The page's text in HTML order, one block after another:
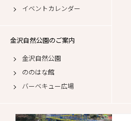
イベントカレンダー
金沢自然公園のご案内
金沢自然公園
ののはな館
バーベキュー広場